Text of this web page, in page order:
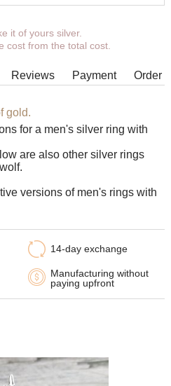
it of yours silver.
cost from the total cost.
Reviews Order
Payment
gold.
for a men's silver ring with
are also other silver rings
versions of men's rings with
14-day exchange
Manufacturing without
paying upfront